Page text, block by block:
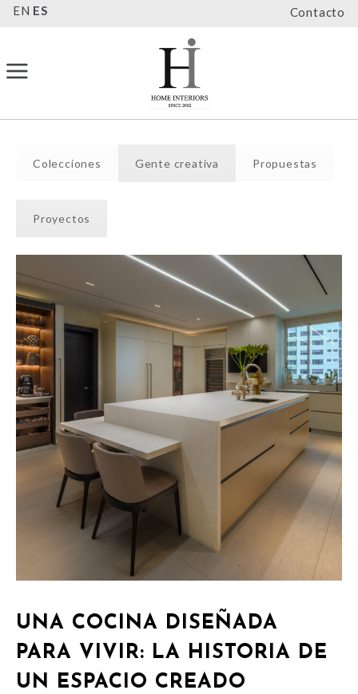
EN ES Contacto
Colecciones Gente creativa Propuestas
Proyectos
UNA COCINA DISEÑADA
PARA VIVIR: LA HISTORIA DE
UN ESPACIO CREADO